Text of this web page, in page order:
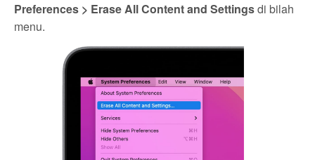
Preferences > Erase All Content and Settingsdi bilah
menu.